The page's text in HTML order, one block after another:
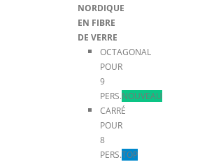
NORDIQUE
EN FIBRE
DE VERRE
OCTAGONAL
POUR
9
PERS.NOUVEAU
CARRÉ
POUR
8
PERS.TOP